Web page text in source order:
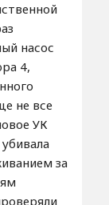
насос
4,
не все
УК
за